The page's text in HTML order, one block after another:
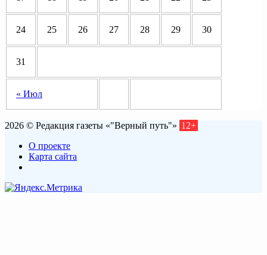
« Июл
24 25 26 27 28 29 30
31
2026 © Редакция газеты «"Верный путь"» 12+
О проекте
Карта сайта